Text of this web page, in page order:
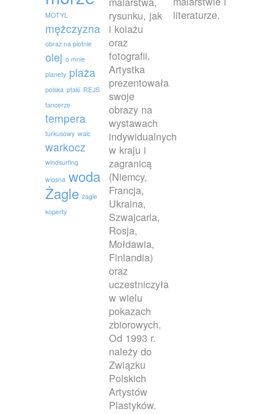
MOTYL
mężczyzna
obraz na plotnie
olej o mnie
planety plaża
polska ptaki REJS
tancerze
tempera
turkusowy walc
warkocz
windsurfing
wiosna woda
Żagle żagle
koperty
rysunku, jak
i kolażu
oraz
fotografii.
Artystka
prezentowała
swoje
obrazy na
wystawach
indywidualnych
w kraju i
zagranicą
(Niemcy,
Francja,
Ukraina,
Szwajcaria,
Rosja,
Mołdawia,
Finlandia)
oraz
uczestniczyła
w wielu
pokazach
zbiorowych.
Od 1993 r.
należy do
Związku
Polskich
Artystów
Plastyków.
literaturze.